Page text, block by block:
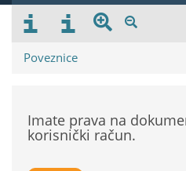
Poveznice
Imate prava na
korisnički račun.